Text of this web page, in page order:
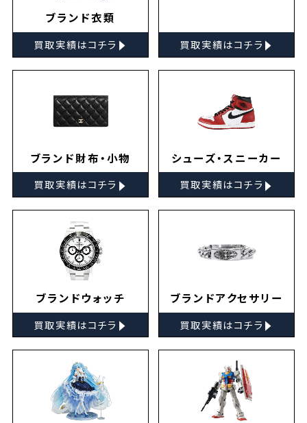
ブランド衣類
買取実績はコチラ ▸ 買取実績はコチラ ▸
ブランド財布・小物
買取実績はコチラ ▸
シューズ・スニーカー
買取実績はコチラ ▸
ブランドウォッチ
買取実績はコチラ ▸
ブランドアクセサリー
買取実績はコチラ ▸